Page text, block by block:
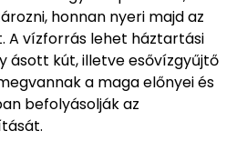
honnan nyeri majd az
A vízforrás lehet háztartási
ásott kút, illetve esővízgyűjtő
a maga előnyei és
befolyásolják az